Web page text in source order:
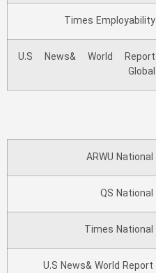
Times Employability
U.S News& World Report
Global
ARWU National
QS National
Times National
U.S News& World Report